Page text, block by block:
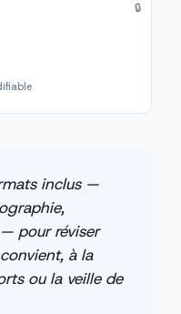
🔒
inclus —
pour réviser
à la
ou la veille de